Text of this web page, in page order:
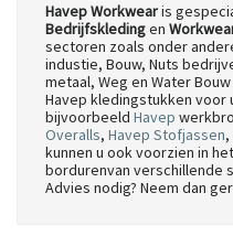
Havep Workwearis
Bedrijfskledingen
sectoren zoals onder
industie, Bouw, Nuts
metaal, Weg en Water
Havep kledingstukken voor
bijvoorbeeld Havep
Overalls, Havep Stofjassen
kunnen u ook voorzien in
bordurenvan verschillende
Advies nodig? Neem dan